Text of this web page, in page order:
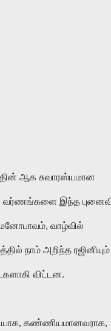
ஆக சுவாரஸ்யமான
வர்ணங்களை இந்த
மனோபாவம், வாழ்வில்
நாம் அறிந்த ரஜினியும்
விட்டன.
கண்ணியமானவராக,